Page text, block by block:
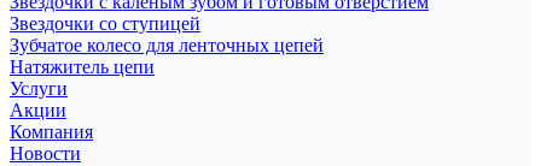
Звездочки со ступицей
Зубчатое колесо для ленточных цепей
Натяжитель цепи
Услуги
Акции
Компания
Новости